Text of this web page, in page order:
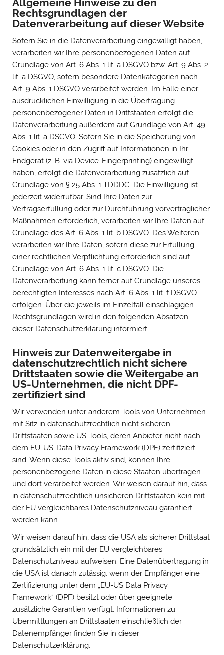
Rechtsgrundlagen der
Datenverarbeitung auf dieser Website
Sofern Sie in die Datenverarbeitung eingewilligt haben,
verarbeiten wir Ihre personenbezogenen Daten auf
Grundlage von Art. 6 Abs. 1 lit. a DSGVO bzw. Art. 9 Abs. 2
lit. a DSGVO, sofern besondere Datenkategorien nach
Art. 9 Abs. 1 DSGVO verarbeitet werden. Im Falle einer
ausdrücklichen Einwilligung in die Übertragung
personenbezogener Daten in Drittstaaten erfolgt die
Datenverarbeitung außerdem auf Grundlage von Art. 49
Abs. 1 lit. a DSGVO. Sofern Sie in die Speicherung von
Cookies oder in den Zugriff auf Informationen in Ihr
Endgerät (z. B. via Device-Fingerprinting) eingewilligt
haben, erfolgt die Datenverarbeitung zusätzlich auf
Grundlage von § 25 Abs. 1 TDDDG. Die Einwilligung ist
jederzeit widerrufbar. Sind Ihre Daten zur
Vertragserfüllung oder zur Durchführung vorvertraglicher
Maßnahmen erforderlich, verarbeiten wir Ihre Daten auf
Grundlage des Art. 6 Abs. 1 lit. b DSGVO. Des Weiteren
verarbeiten wir Ihre Daten, sofern diese zur Erfüllung
einer rechtlichen Verpflichtung erforderlich sind auf
Grundlage von Art. 6 Abs. 1 lit. c DSGVO. Die
Datenverarbeitung kann ferner auf Grundlage unseres
berechtigten Interesses nach Art. 6 Abs. 1 lit. f DSGVO
erfolgen. Über die jeweils im Einzelfall einschlägigen
Rechtsgrundlagen wird in den folgenden Absätzen
dieser Datenschutzerklärung informiert.
Hinweis zur Datenweitergabe in
datenschutzrechtlich nicht sichere
Drittstaaten sowie die Weitergabe an
US-Unternehmen, die nicht DPF-
zertifiziert sind
Wir verwenden unter anderem Tools von Unternehmen
mit Sitz in datenschutzrechtlich nicht sicheren
Drittstaaten sowie US-Tools, deren Anbieter nicht nach
dem EU-US-Data Privacy Framework (DPF) zertifiziert
sind. Wenn diese Tools aktiv sind, können Ihre
personenbezogene Daten in diese Staaten übertragen
und dort verarbeitet werden. Wir weisen darauf hin, dass
in datenschutzrechtlich unsicheren Drittstaaten kein mit
der EU vergleichbares Datenschutzniveau garantiert
werden kann.
Wir weisen darauf hin, dass die USA als sicherer Drittstaat
grundsätzlich ein mit der EU vergleichbares
Datenschutzniveau aufweisen. Eine Datenübertragung in
die USA ist danach zulässig, wenn der Empfänger eine
Zertifizierung unter dem „EU-US Data Privacy
Framework“ (DPF) besitzt oder über geeignete
zusätzliche Garantien verfügt. Informationen zu
Übermittlungen an Drittstaaten einschließlich der
Datenempfänger finden Sie in dieser
Datenschutzerklärung.